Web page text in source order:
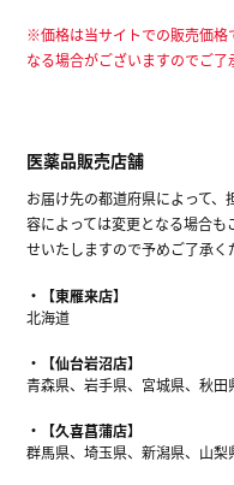
※価格は当サイトでの販売価格
なる場合がございますのでご了
医薬品販売店舗
お届け先の都道府県によって
容によっては変更となる場合
せいたしますので予めご了承く
【東雁来店】
北海道
【仙台岩沼店】
青森県、岩手県、宮城県、秋
【久喜菖蒲店】
群馬県、埼玉県、新潟県、山梨